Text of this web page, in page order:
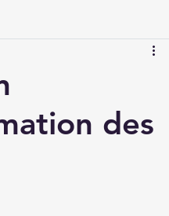
des